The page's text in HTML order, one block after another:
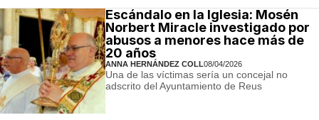
Escándalo en la Iglesia: Mosén
Norbert Miracle investigado por
abusos a menores hace más de
20 años
ANNA HERNÁNDEZ COLL08/04/2026
Una de las víctimas sería un concejal no
adscrito del Ayuntamiento de Reus